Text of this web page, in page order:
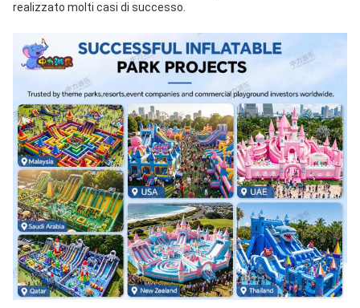
realizzato molti casi di successo.